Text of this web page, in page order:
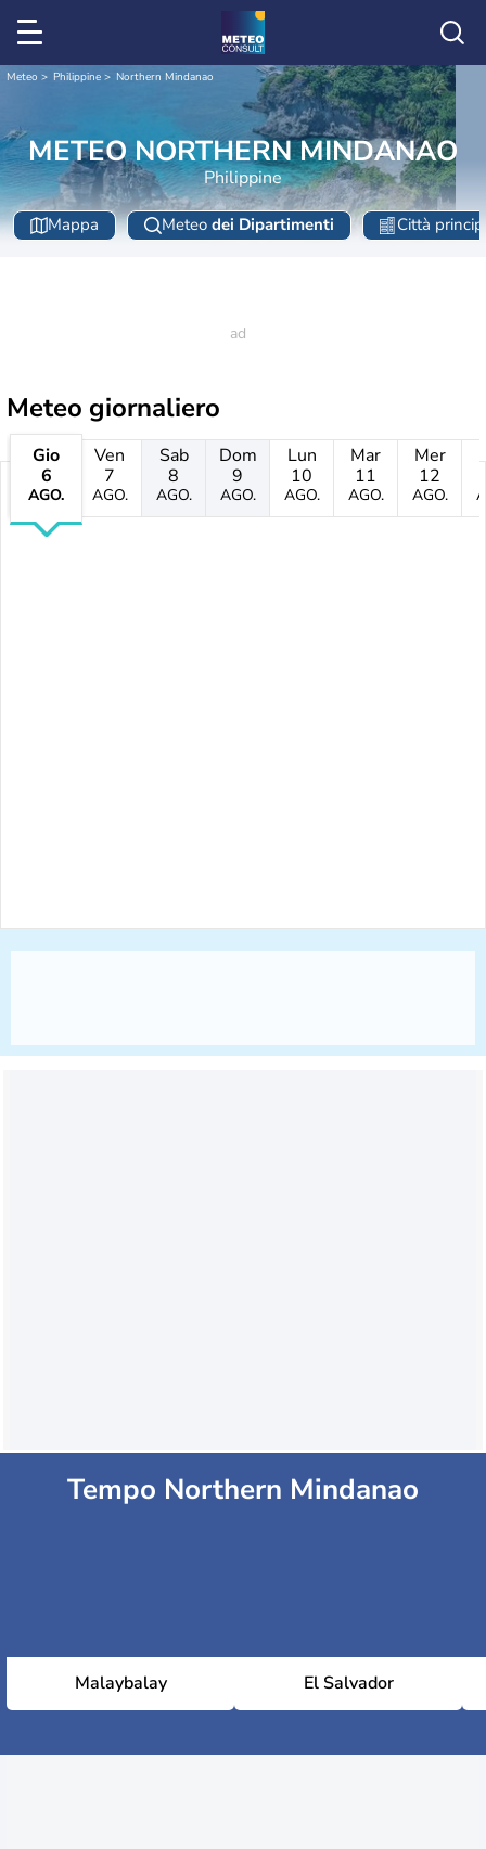
Meteo Philippine Northern Mindanao
METEO NORTHERN MINDANAO
Philippine
Mappa Meteo dei Dipartimenti Città
Meteo giornaliero
Gio
6
AGO.
Ven
7
AGO.
Sab
8
AGO.
Dom
9
AGO.
Lun
10
AGO.
Mar
11
AGO.
Mer
12
AGO.
Tempo Northern Mindanao
Malaybalay El Salvador